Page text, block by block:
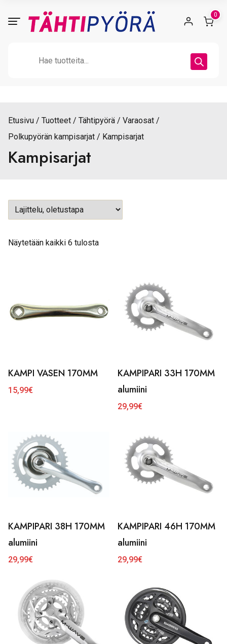
0
Etusivu Tuotteet Tähtipyörä
Varaosat
Polkupyörän kampisarjat
Kampisarjat
Kampisarjat
Näytetään kaikki 6 tulosta
KAMPI VASEN 170MM
15,99€
KAMPIPARI 33H 170MM
alumiini
29,99€
KAMPIPARI 38H 170MM
alumiini
29,99€
KAMPIPARI 46H 170MM
alumiini
29,99€